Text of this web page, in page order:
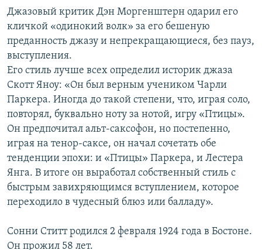
Джазовый критик Дэн Моргенштерн одарил его
кличкой «одинокий волк» за его бешеную
преданность джазу и непрекращающиеся, без пауз,
выступления.
Его стиль лучше всех определил историк джаза
Скотт Яноу: «Он был верным учеником Чарли
Паркера. Иногда до такой степени, что, играя соло,
повторял, буквально ноту за нотой, игру «Птицы».
Он предпочитал альт-саксофон, но постепенно,
играя на тенор-саксе, он начал сочетать обе
тенденции эпохи: и «Птицы» Паркера, и Лестера
Янга. В итоге он выработал собственный стиль с
быстрым завихряющимся вступлением, которое
переходило в чудесный блюз или балладу».
Сонни Ститт родился 2 февраля 1924 года в Бостоне.
Он прожил 58 лет.